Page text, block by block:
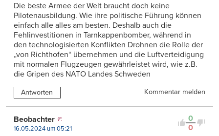
Die beste Armee der Welt braucht doch keine
Pilotenausbildung. Wie ihre politische Führung können
einfach alle alles am besten. Deshalb auch die
Fehlinvestitionen in Tarnkappenbomber, während in
den technologisierten Konflikten Drohnen die Rolle der
„von Richthofen“ übernehmen und die Luftverteidigung
mit normalen Flugzeugen gewährleistet wird, wie z.B.
die Gripen des NATO Landes Schweden
Antworten Kommentar melden
0
0
Beobachter
16.05.2024 um 05:21